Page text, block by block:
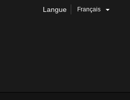
Français
Langue